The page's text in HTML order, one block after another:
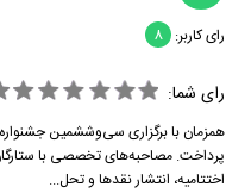
رای کاربر: 8
رای شما:
همزمان با برگزاری سی‌وششمین جشنواره
پرداخت. مصاحبه‌های تخصصی با
اختتامیه، انتشار نقدها و تحل...